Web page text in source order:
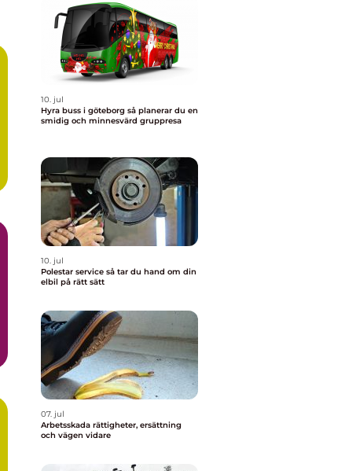
10. jul
Hyra buss i göteborg så planerar du en
smidig och minnesvärd gruppresa
10. jul
Polestar service så tar du hand om din
elbil på rätt sätt
07. jul
Arbetsskada rättigheter, ersättning
och vägen vidare